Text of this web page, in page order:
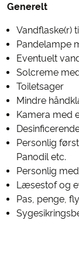
Generelt
Vandflaske(r)
Pandelampe
Eventuelt
Solcreme
Toiletsager
Mindre
Kamera med
Personlig
Panodil etc.
Personlig
Læsestof og
Pas, penge,